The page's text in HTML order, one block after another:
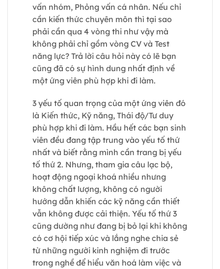
vấn nhóm, Phỏng vấn cá nhân. Nếu chỉ
cần kiến thức chuyên môn thì tại sao
phải cần qua 4 vòng thi như vậy mà
không phải chỉ gồm vòng CV và Test
năng lực? Trả lời câu hỏi này có lẽ bạn
cũng đã có sự hình dung nhất định về
một ứng viên phù hợp khi đi làm.
3 yếu tố quan trọng của một ứng viên đó
là Kiến thức, Kỹ năng, Thái độ/Tư duy
phù hợp khi đi làm. Hầu hết các bạn sinh
viên đều đang tập trung vào yếu tố thứ
nhất và biết rằng mình cần trang bị yếu
tố thứ 2. Nhưng, tham gia câu lạc bộ,
hoạt động ngoại khoá nhiều nhưng
không chất lượng, không có người
hướng dẫn khiến các kỹ năng cần thiết
vẫn không được cải thiện. Yếu tố thứ 3
cũng dường như đang bị bỏ lại khi không
có cơ hội tiếp xúc và lắng nghe chia sẻ
từ những người kinh nghiệm đi trước
trong nghề để hiểu văn hoá làm việc và